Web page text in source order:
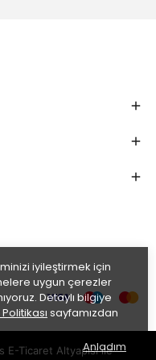
iyileştirmek için
uygun çerezler
Detaylı bilgiye
sayfamızdan
Anladım
E-Ticaret Altyapısı ile